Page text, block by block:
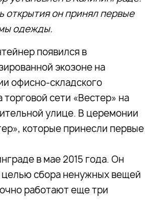
открытия он принял первые
одежды.
появился в
экозоне на
офисно-складского
торговой сети «Вестер» на
улице. В церемонии
которые принесли первые
в мае 2015 года. Он
целью сбора ненужных вещей
работают еще три